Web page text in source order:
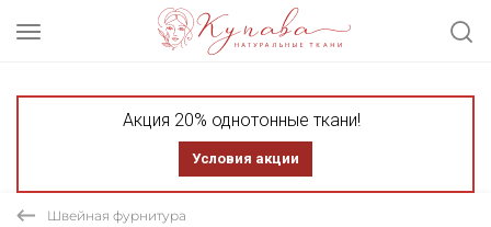
Акция 20% однотонные ткани!
Условия акции
Швейная фурнитура